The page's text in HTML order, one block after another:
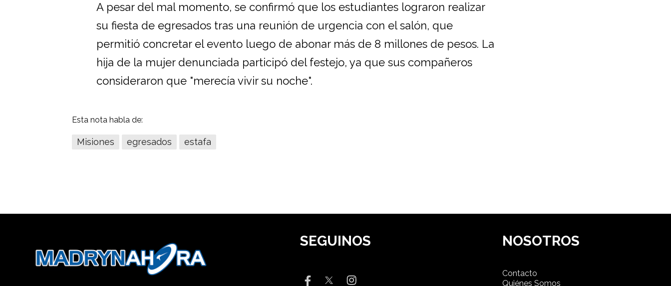
A pesar del mal momento, se confirmó que los estudiantes lograron realizar
su fiesta de egresados tras una reunión de urgencia con el salón, que
permitió concretar el evento luego de abonar más de 8 millones de pesos. La
hija de la mujer denunciada participó del festejo, ya que sus compañeros
consideraron que "merecía vivir su noche".
Esta nota habla de:
Misiones egresados estafa
SEGUINOS NOSOTROS
Contacto
Quiénes Somos